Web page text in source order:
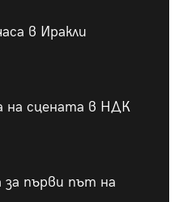
в Иракли
на сцената в НДК
за първи път на